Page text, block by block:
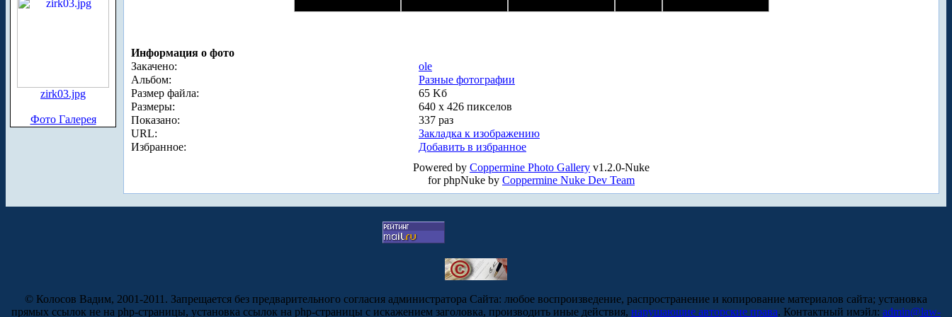
zirk03.jpg
Фото Галерея
Информация о фото
Закачено:
ole
Альбом:
Разные фотографии
Размер файла:
65 Kб
Размеры:
640 x 426 пикселов
Показано:
337 раз
URL:
Закладка к изображению
Избранное:
Добавить в избранное
Powered by Coppermine Photo Gallery v1.2.0-Nuke
for phpNuke by Coppermine Nuke Dev Team
© Колосов Вадим, 2001-2011. Запрещается без предварительного согласия администратора Сайта: любое воспроизведение, распространение и копирование материалов сайта; установка
прямых ссылок не на php-страницы, установка ссылок на php-страницы с искажением заголовка, производить иные действия, нарушающие авторские права. Контактный имэйл: admin@law-